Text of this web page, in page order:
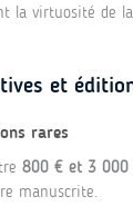
la virtuosité de
et
rares
800 € et 3 000
manuscrite.